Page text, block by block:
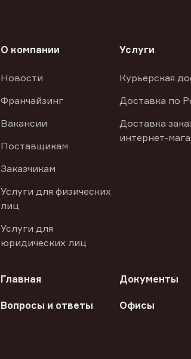
О компании
Новости
Франчайзинг
Вакансии
Поставщикам
Заказчикам
Услуги для физических
лиц
Услуги для
юридических лиц
Услуги
Курьерская
Доставка по
Доставка
интернет-
Главная Документы
Вопросы и ответы Офисы